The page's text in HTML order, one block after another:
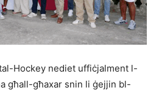
Hockey nediet uffiċjalment l-
għall-għaxar snin li ġejjin bl-